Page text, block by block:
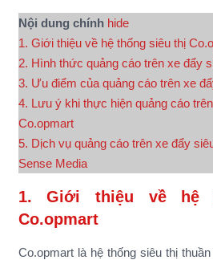
Nội dung chính hide
1. Giới thiệu về hệ thống siêu thị
2. Hình thức quảng cáo trên xe đẩy
3. Ưu điểm của quảng cáo trên xe
4. Lưu ý khi thực hiện quảng cáo
Co.opmart
5. Dịch vụ quảng cáo trên xe đẩy
Sense Media
1. Giới thiệu về hệ
Co.opmart
Co.opmart là hệ thống siêu thị